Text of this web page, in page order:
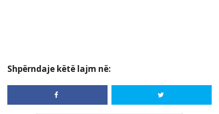
Shpërndaje këtë lajm në: